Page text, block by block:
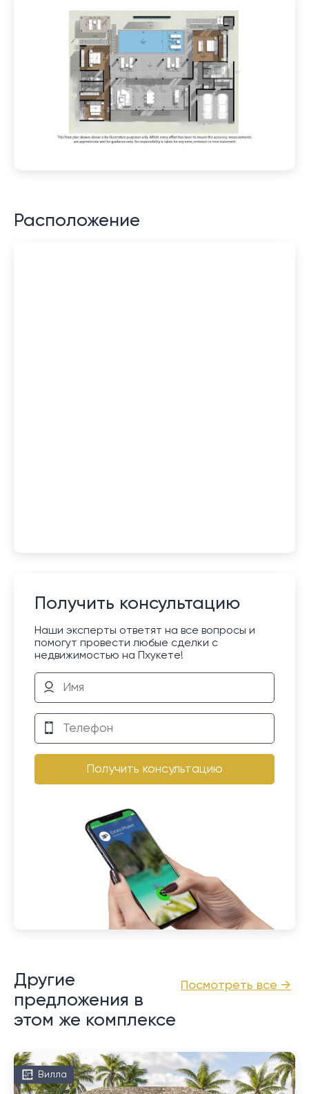
Расположение
Получить консультацию
Наши эксперты ответят на все вопросы и
помогут провести любые сделки с
недвижимостью на Пхукете!
Получить консультацию
Посмотреть все →
Другие
предложения в
этом же комплексе
Вилла